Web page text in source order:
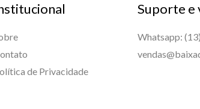
de Privacidade
Suporte e
Whatsapp: